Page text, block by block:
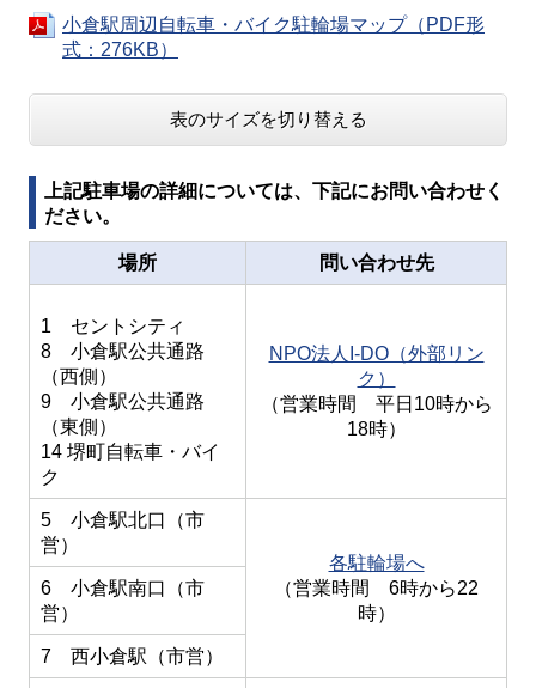
小倉駅周辺自転車・バイク駐輪場マップ（PDF形
式：276KB）
表のサイズを切り替える
上記駐車場の詳細については、下記にお問い合わせく
ださい。
場所 問い合わせ先
1 セントシティ
8 小倉駅公共通路
（西側）
9 小倉駅公共通路
（東側）
14 堺町自転車・バイ
ク
NPO法人I-DO（外部リン
ク）
（営業時間 平日10時から
18時）
5 小倉駅北口（市
営）
各駐輪場へ
（営業時間 6時から22
時）
6 小倉駅南口（市
営）
7 西小倉駅（市営）